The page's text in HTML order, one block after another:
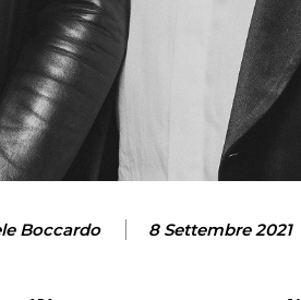
Boccardo 8 Settembre 2021